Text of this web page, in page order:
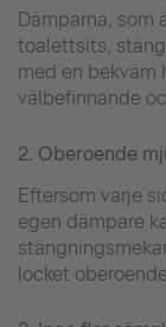
Dämparna, som
toalettsits,
med en
välbefinnande
2. Oberoende
Eftersom varje
egen dämpare
locket